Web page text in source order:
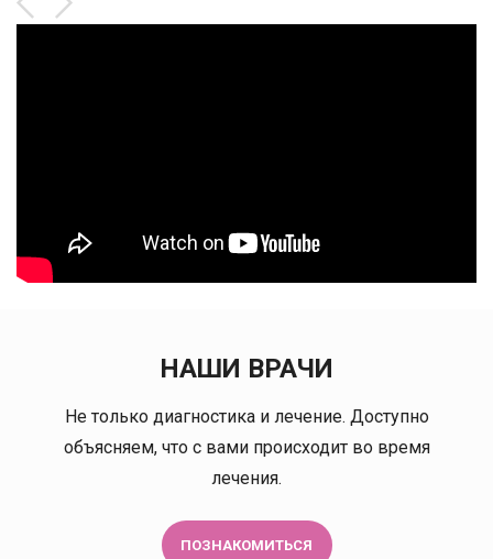
НАШИ ВРАЧИ
Не только диагностика и лечение. Доступно
объясняем, что с вами происходит во время
лечения.
ПОЗНАКОМИТЬСЯ